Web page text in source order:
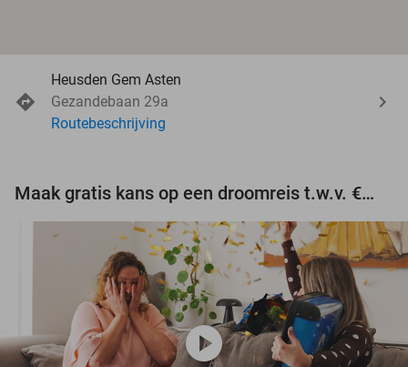
Heusden Gem Asten
Gezandebaan 29a
Routebeschrijving
Maak gratis kans op een droomreis t.w.v. €3.000!
play_circle